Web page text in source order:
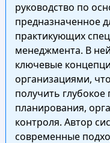
руководство по
предназначенное
практикующих
менеджмента. В
ключевые
организациями,
получить
планирования,
контроля. Автор
современные